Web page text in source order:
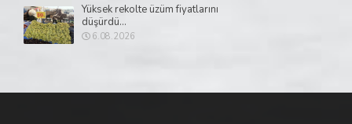
Yüksek rekolte üzüm fiyatlarını
düşürdü...
6.08.2026